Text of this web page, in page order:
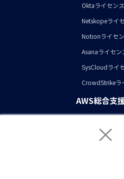
×
Oktaライセン
Netskopeライ
Notionライセ
Asanaライセン
SysCloudライ
CrowdStrikeラ
AWS総合支
AWS導入コン
AWS運用・保守